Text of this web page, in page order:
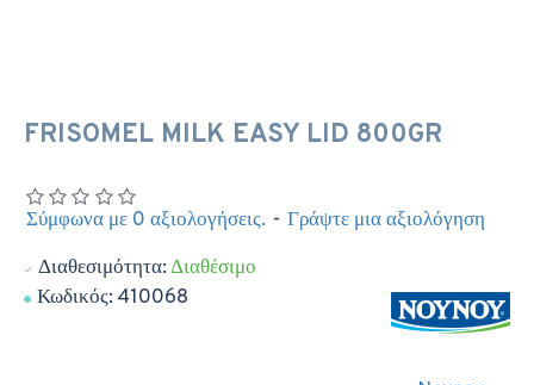
FRISOMEL MILK EASY LID 800GR
Διαθεσιμότητα:Διαθέσιμο
Κωδικός: 410068
Σύμφωνα με 0 αξιολογήσεις. - Γράψτε μια αξιολόγηση